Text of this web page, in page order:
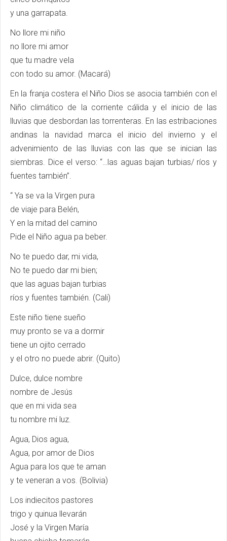
y una garrapata.
No llore mi niño
no llore mi amor
que tu madre vela
con todo su amor. (Macará)
En la franja costera el Niño Dios se asocia también con el
Niño climático de la corriente cálida y el inicio de las
lluvias que desbordan las torrenteras. En las estribaciones
andinas la navidad marca el inicio del invierno y el
advenimiento de las lluvias con las que se inician las
siembras. Dice el verso: “…las aguas bajan turbias/ ríos y
fuentes también”.
“ Ya se va la Virgen pura
de viaje para Belén,
Y en la mitad del camino
Pide el Niño agua pa beber.
No te puedo dar, mi vida,
No te puedo dar mi bien;
que las aguas bajan turbias
ríos y fuentes también. (Cali)
Este niño tiene sueño
muy pronto se va a dormir
tiene un ojito cerrado
y el otro no puede abrir. (Quito)
Dulce, dulce nombre
nombre de Jesús
que en mi vida sea
tu nombre mi luz.
Agua, Dios agua,
Agua, por amor de Dios
Agua para los que te aman
y te veneran a vos. (Bolivia)
Los indiecitos pastores
trigo y quinua llevarán
José y la Virgen María